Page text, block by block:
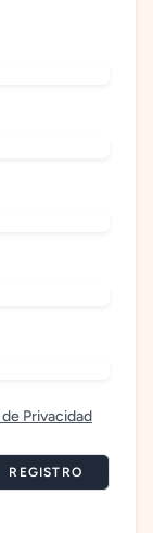
Privacidad
REGISTRO